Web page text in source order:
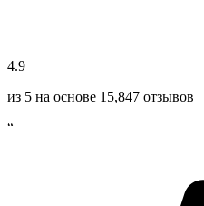
4.9
из 5 на основе 15,847 отзывов
“